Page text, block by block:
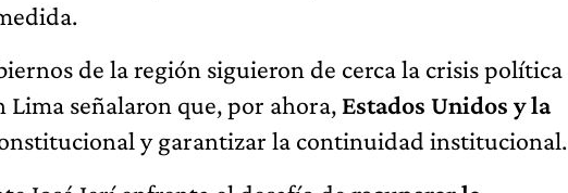
de la región siguieron de cerca la crisis política
señalaron que, por ahora, Estados Unidos y la
y garantizar la continuidad institucional.